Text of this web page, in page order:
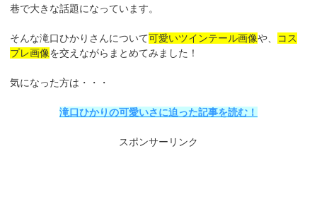
巷で大きな話題になっています。
そんな滝口ひかりさんについて可愛いツインテール画像や、 コス
プレ画像を交えながらまとめてみました！
気になった方は・・・
滝口ひかりの可愛いさに迫った記事を読む！
スポンサーリンク